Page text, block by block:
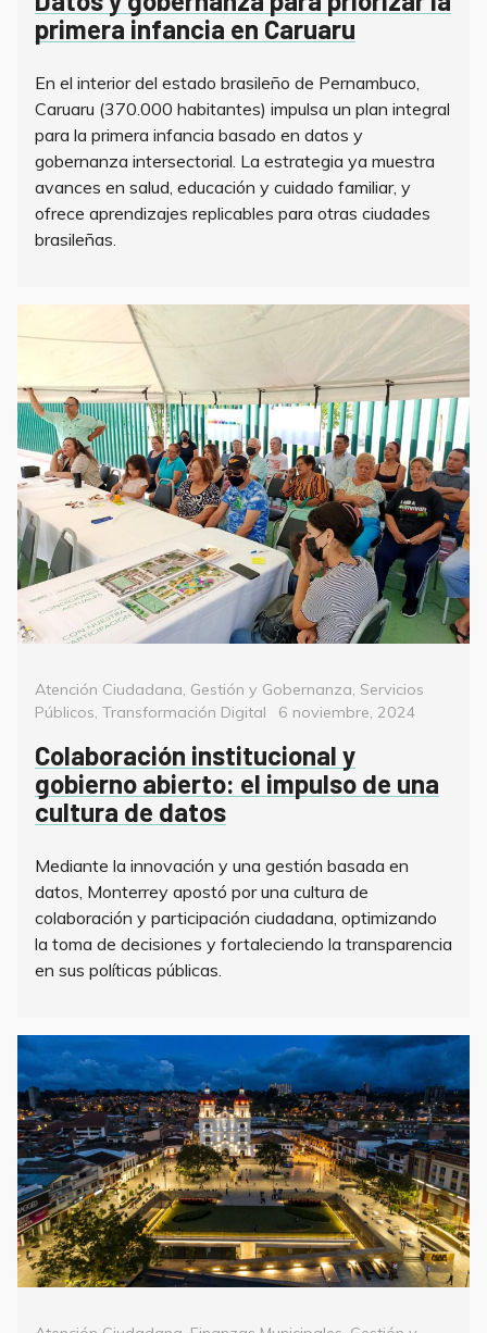
primera infancia en Caruaru
En el interior del estado brasileño de Pernambuco,
Caruaru (370.000 habitantes) impulsa un plan integral
para la primera infancia basado en datos y
gobernanza intersectorial. La estrategia ya muestra
avances en salud, educación y cuidado familiar, y
ofrece aprendizajes replicables para otras ciudades
brasileñas.
Categorías
Atención Ciudadana Gestión y Gobernanza Servicios
Públicos Transformación Digital
Posted
6 noviembre, 2024
Colaboración institucional y
gobierno abierto: el impulso de una
cultura de datos
Mediante la innovación y una gestión basada en
datos, Monterrey apostó por una cultura de
colaboración y participación ciudadana, optimizando
la toma de decisiones y fortaleciendo la transparencia
en sus políticas públicas.